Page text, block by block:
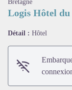
Bretagne
Logis Hôtel
Détail : Hôtel